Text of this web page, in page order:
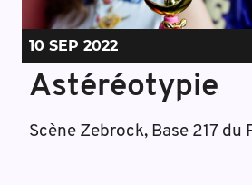
10 SEP 2022
Astéréotypie